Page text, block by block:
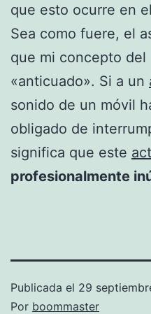
que esto ocurre en
Sea como fuere, el
que mi concepto del
«anticuado». Si a un
sonido de un móvil
obligado de
significa que este
profesionalmente
Publicada el 29
Por boommaster